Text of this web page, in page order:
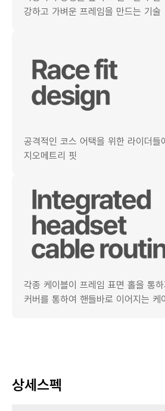
강하고 가벼운 프레임을 만드는 기술
공격적인 코스 어택을 위한 라이더들
지오메트리 핏
각종 케이블이 프레임 표면 홀을 통
커버를 통하여 핸들바로 이어지는 케
상세스펙